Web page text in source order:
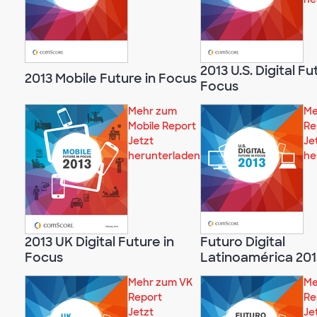
2013 Mobile Future in Focus 2013 U.S. Digital
Focus
Mehr zum
Mobile Report
Jetzt
herunterladen
2013 UK Digital Future in
Focus
Futuro Digital
Latinoamérica
Mehr zum VK
Report
Jetzt